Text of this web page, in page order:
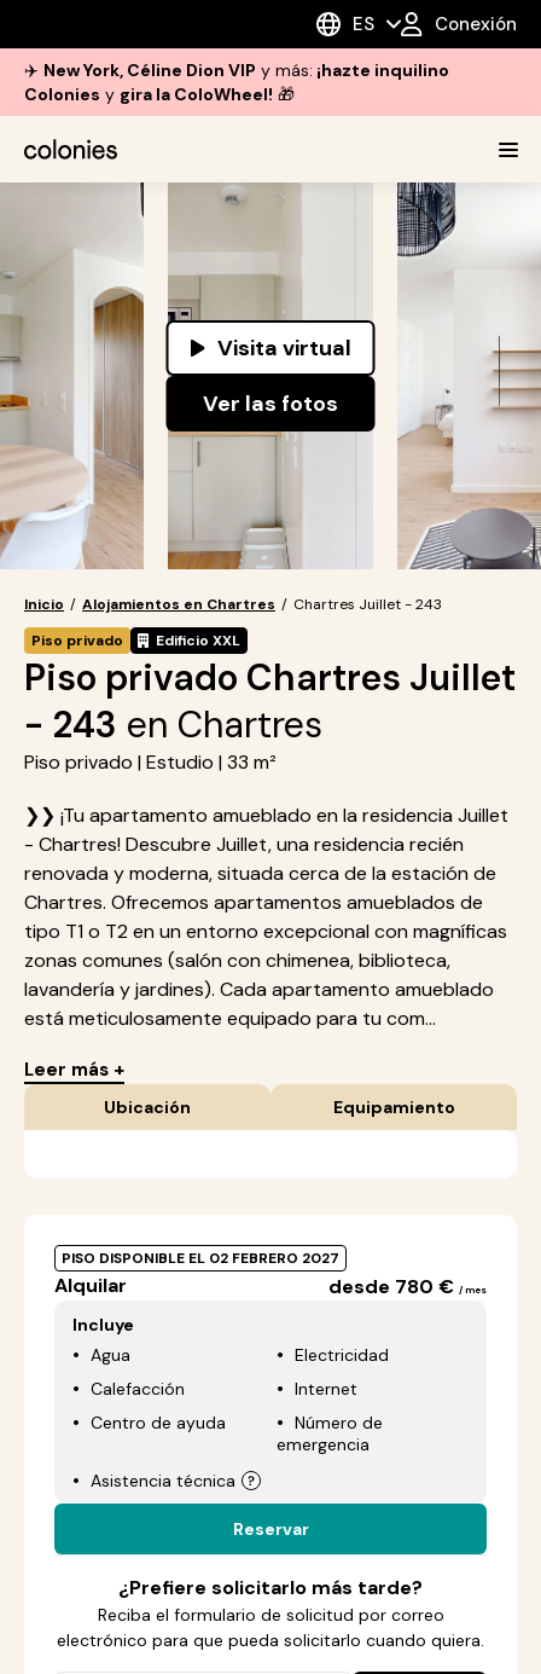
ES Conexión
✈️ New York, Céline Dion VIP y más: ¡hazte inquilino
Colonies y gira la ColoWheel! 🎁
Visita virtual
Ver las fotos
Inicio / Alojamientos en Chartres / Chartres Juillet - 243
Piso privado
Edificio XXL
Piso privado Chartres Juillet
- 243 en Chartres
Piso privado | Estudio | 33 m²
❯❯ ¡Tu apartamento amueblado en la residencia Juillet
- Chartres! Descubre Juillet, una residencia recién
renovada y moderna, situada cerca de la estación de
Chartres. Ofrecemos apartamentos amueblados de
tipo T1 o T2 en un entorno excepcional con magníficas
zonas comunes (salón con chimenea, biblioteca,
lavandería y jardines). Cada apartamento amueblado
está meticulosamente equipado para tu com...
Leer más +
Ubicación Equipamiento
PISO DISPONIBLE EL 02 FEBRERO 2027
Alquilar desde 780 € / mes
Incluye
Agua
Electricidad
Calefacción
Internet
Centro de ayuda
Número de
emergencia
Asistencia técnica
Reservar
¿Prefiere solicitarlo más tarde?
Reciba el formulario de solicitud por correo
electrónico para que pueda solicitarlo cuando quiera.